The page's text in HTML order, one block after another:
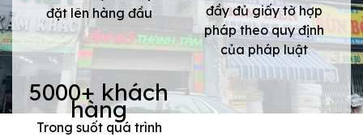
đặt lên hàng đầu
đầy đủ giấy tờ hợp
pháp theo quy định
của pháp luật
5000+ khách
hàng
Trong suốt quá trình